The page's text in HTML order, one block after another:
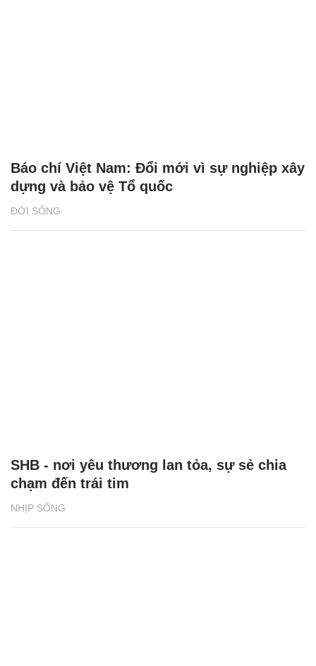
ĐỜI SỐNG
Báo chí Việt Nam: Đổi mới vì sự nghiệp xây
dựng và bảo vệ Tổ quốc
NHỊP SỐNG
SHB - nơi yêu thương lan tỏa, sự sẻ chia
chạm đến trái tim